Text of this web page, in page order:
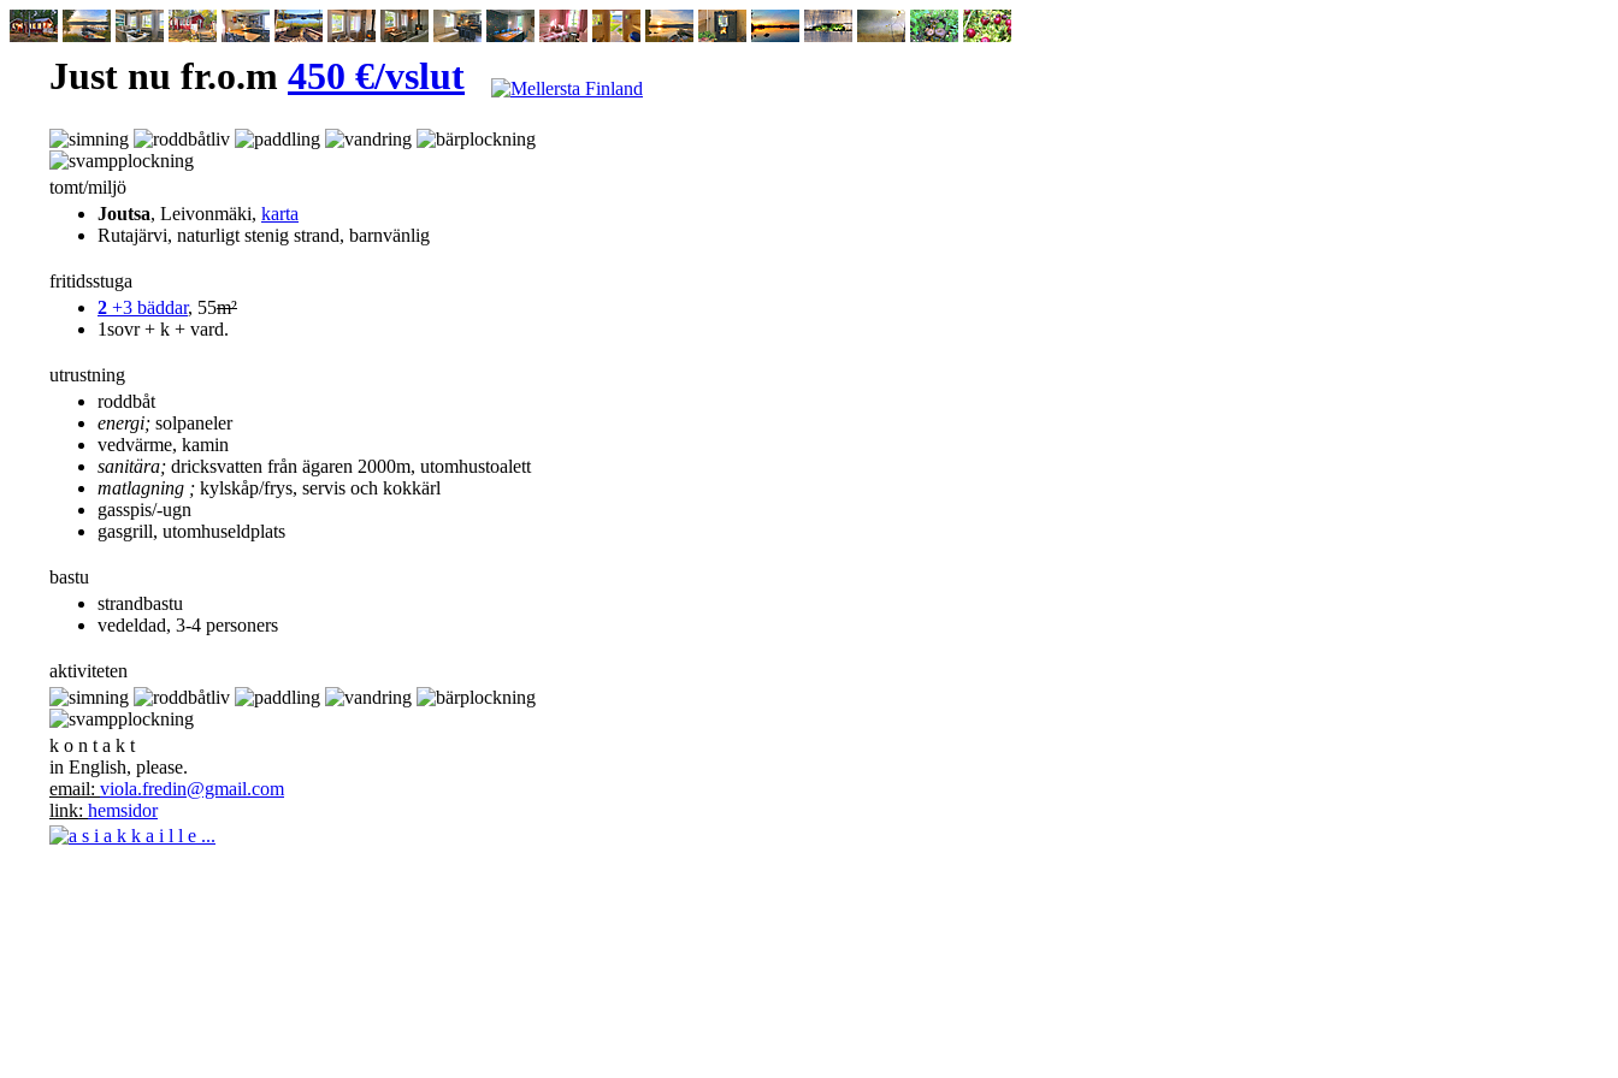
Just nu fr.o.m 450 €/vslut
tomt/miljö
Joutsa, Leivonmäki, karta
Rutajärvi, naturligt stenig strand, barnvänlig
fritidsstuga
2 +3 bäddar, 55m²
1sovr + k + vard.
utrustning
roddbåt
energi; solpaneler
vedvärme, kamin
sanitära; dricksvatten från ägaren 2000m, utomhustoalett
matlagning ; kylskåp/frys, servis och kokkärl
gasspis/-ugn
gasgrill, utomhuseldplats
bastu
strandbastu
vedeldad, 3-4 personers
aktiviteten
k o n t a k t
in English, please.
email: viola.fredin@gmail.com
link: hemsidor